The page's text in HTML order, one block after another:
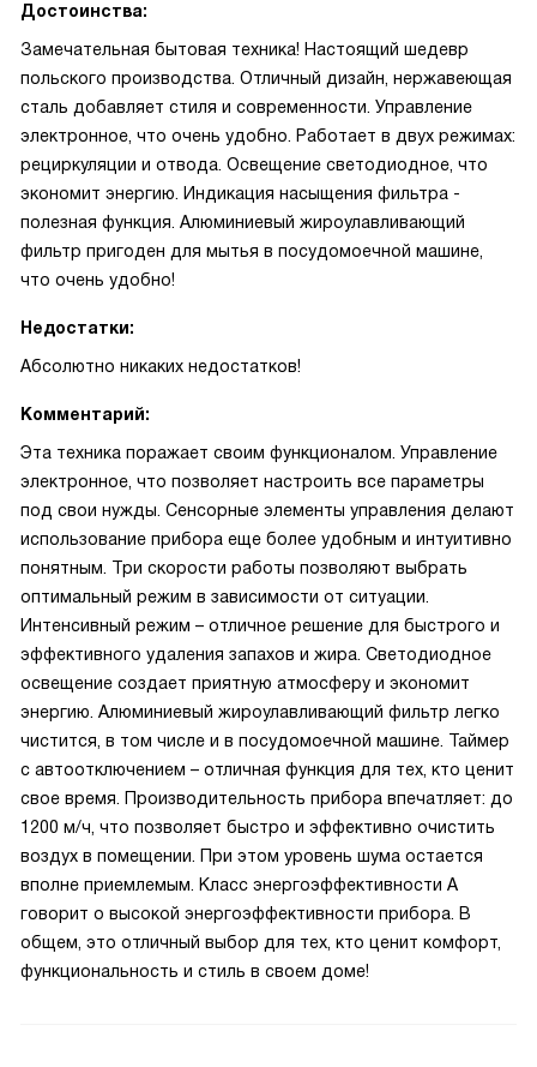
Достоинства:
Замечательная бытовая техника! Настоящий шедевр
польского производства. Отличный дизайн, нержавеющая
сталь добавляет стиля и современности. Управление
электронное, что очень удобно. Работает в двух режимах:
рециркуляции и отвода. Освещение светодиодное, что
экономит энергию. Индикация насыщения фильтра -
полезная функция. Алюминиевый жироулавливающий
фильтр пригоден для мытья в посудомоечной машине,
что очень удобно!
Недостатки:
Абсолютно никаких недостатков!
Комментарий:
Эта техника поражает своим функционалом. Управление
электронное, что позволяет настроить все параметры
под свои нужды. Сенсорные элементы управления делают
использование прибора еще более удобным и интуитивно
понятным. Три скорости работы позволяют выбрать
оптимальный режим в зависимости от ситуации.
Интенсивный режим – отличное решение для быстрого и
эффективного удаления запахов и жира. Светодиодное
освещение создает приятную атмосферу и экономит
энергию. Алюминиевый жироулавливающий фильтр легко
чистится, в том числе и в посудомоечной машине. Таймер
с автоотключением – отличная функция для тех, кто ценит
свое время. Производительность прибора впечатляет: до
1200 м/ч, что позволяет быстро и эффективно очистить
воздух в помещении. При этом уровень шума остается
вполне приемлемым. Класс энергоэффективности A
говорит о высокой энергоэффективности прибора. В
общем, это отличный выбор для тех, кто ценит комфорт,
функциональность и стиль в своем доме!